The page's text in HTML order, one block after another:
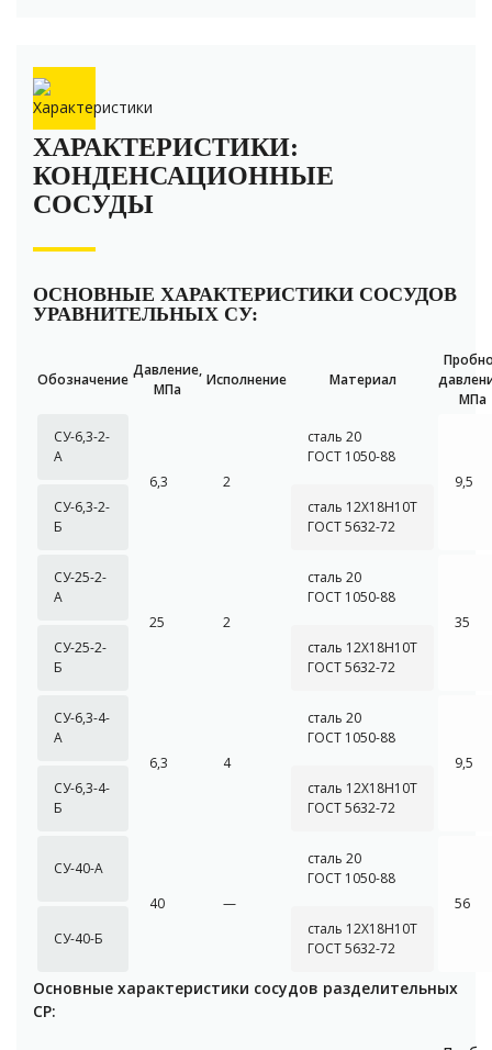
ХАРАКТЕРИСТИКИ:
КОНДЕНСАЦИОННЫЕ
СОСУДЫ
ОСНОВНЫЕ ХАРАКТЕРИСТИКИ СОСУДОВ
УРАВНИТЕЛЬНЫХ СУ:
Обозначение
Давление,
МПа
Исполнение Материал
МПа
СУ-6,3-2-
А
6,3
2
сталь 20
ГОСТ 1050-88
9,5
СУ-6,3-2-
Б
сталь 12Х18Н10Т
ГОСТ 5632-72
СУ-25-2-
А
25
2
сталь 20
ГОСТ 1050-88
35
СУ-25-2-
Б
сталь 12Х18Н10Т
ГОСТ 5632-72
СУ-6,3-4-
А
6,3
4
сталь 20
ГОСТ 1050-88
9,5
СУ-6,3-4-
Б
сталь 12Х18Н10Т
ГОСТ 5632-72
СУ-40-А
40
—
сталь 20
ГОСТ 1050-88
56
СУ-40-Б
сталь 12Х18Н10Т
ГОСТ 5632-72
Основные характеристики сосудов разделительных
СР: